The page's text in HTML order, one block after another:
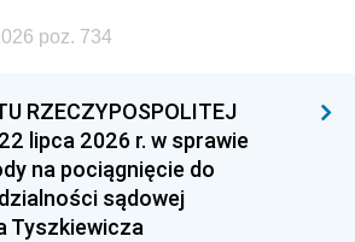
poz. 734
RZECZYPOSPOLITEJ
lipca 2026 r. w sprawie
na pociągnięcie do
sądowej
Tyszkiewicza